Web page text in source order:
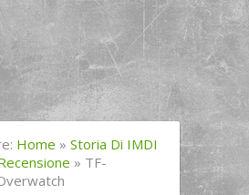
Home » Storia Di IMDI
» TF-